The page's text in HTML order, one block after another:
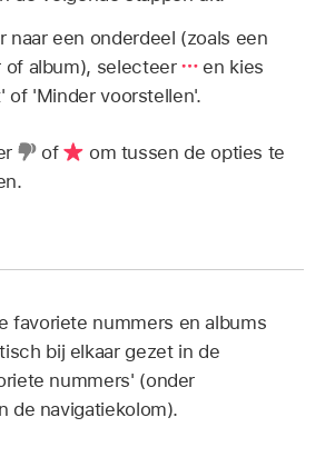
naar een onderdeel (zoals een
of album), selecteer
en kies
of 'Minder voorstellen'.
of
om tussen de opties te
favoriete nummers en albums
bij elkaar gezet in de
nummers' (onder
de navigatiekolom).